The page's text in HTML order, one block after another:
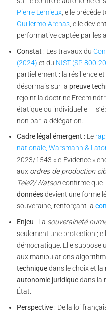
Pierre Lemieux, elle précède
Guillermo Arenas, elle
performative captée par les
Constat : Les travaux du
(2024) et du NIST (SP 800-
partiellement : la résilience
désormais sur la preuve
rejoint la doctrine
étatique ou individuelle —
non par la délégation.
Cadre légal émergent : Le
nationale, Warsmann &
2023/1543 « e-Evidence »
aux ordres de production
Tele2/Watsonconfirme que
donnéesdevient une forme
souveraine, renforçant la
Enjeu : La souveraineté
seulement une protection ;
démocratique. Elle suppose
aux manipulations
techniquedans le choix et la
autonomie juridiquedans la
État.
Perspective: De la loi